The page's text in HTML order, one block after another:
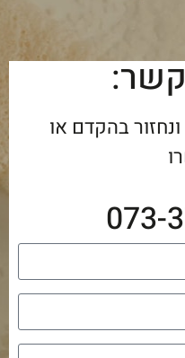
קשר:
בהקדם או
073-